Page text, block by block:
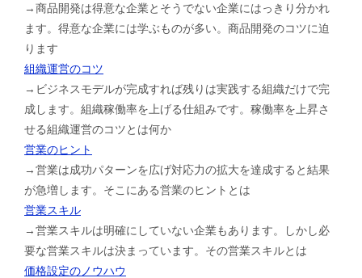
→商品開発は得意な企業とそうでない企業にはっきり分かれ
ます。得意な企業には学ぶものが多い。商品開発のコツに迫
ります
組織運営のコツ
→ビジネスモデルが完成すれば残りは実践する組織だけで完
成します。組織稼働率を上げる仕組みです。稼働率を上昇さ
せる組織運営のコツとは何か
営業のヒント
→営業は成功パターンを広げ対応力の拡大を達成すると結果
が急増します。そこにある営業のヒントとは
営業スキル
→営業スキルは明確にしていない企業もあります。しかし必
要な営業スキルは決まっています。その営業スキルとは
価格設定のノウハウ